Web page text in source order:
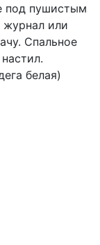
под пушистым
журнал или
Спальное
белая)